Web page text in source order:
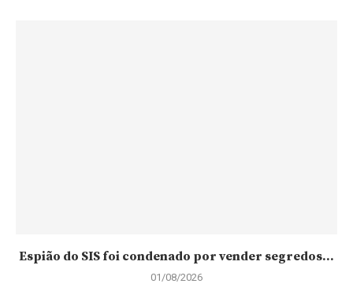
Espião do SIS foi condenado por vender segredos...
01/08/2026